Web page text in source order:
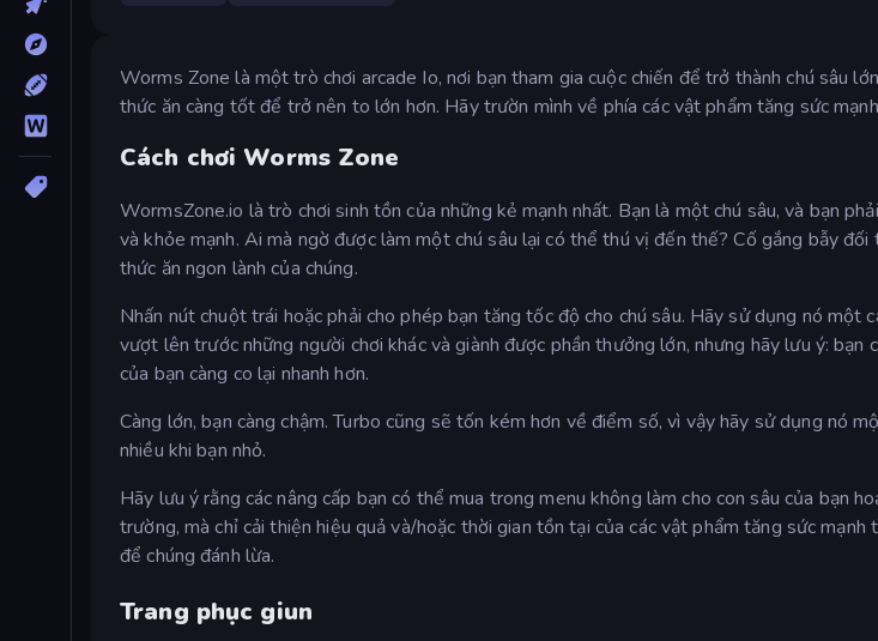
Worms Zone là một trò chơi arcade Io, nơi bạn tham gia cuộc chiến để trở thành chú sâu
thức ăn càng tốt để trở nên to lớn hơn. Hãy trườn mình về phía các vật phẩm tăng sức
Cách chơi Worms Zone
WormsZone.io là trò chơi sinh tồn của những kẻ mạnh nhất. Bạn là một chú sâu, và bạn
và khỏe mạnh. Ai mà ngờ được làm một chú sâu lại có thể thú vị đến thế? Cố gắng bẫy
thức ăn ngon lành của chúng.
Nhấn nút chuột trái hoặc phải cho phép bạn tăng tốc độ cho chú sâu. Hãy sử dụng nó một
vượt lên trước những người chơi khác và giành được phần thưởng lớn, nhưng hãy lưu ý: bạn
của bạn càng co lại nhanh hơn.
Càng lớn, bạn càng chậm. Turbo cũng sẽ tốn kém hơn về điểm số, vì vậy hãy sử dụng nó
nhiều khi bạn nhỏ.
Hãy lưu ý rằng các nâng cấp bạn có thể mua trong menu không làm cho con sâu của bạn
trường, mà chỉ cải thiện hiệu quả và/hoặc thời gian tồn tại của các vật phẩm tăng sức mạnh
để chúng đánh lừa.
Trang phục giun